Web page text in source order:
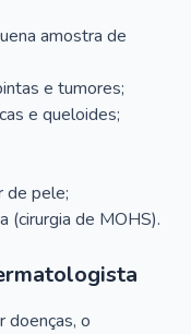
amostra de
e tumores;
e queloides;
de pele;
(cirurgia de MOHS).
doenças, o